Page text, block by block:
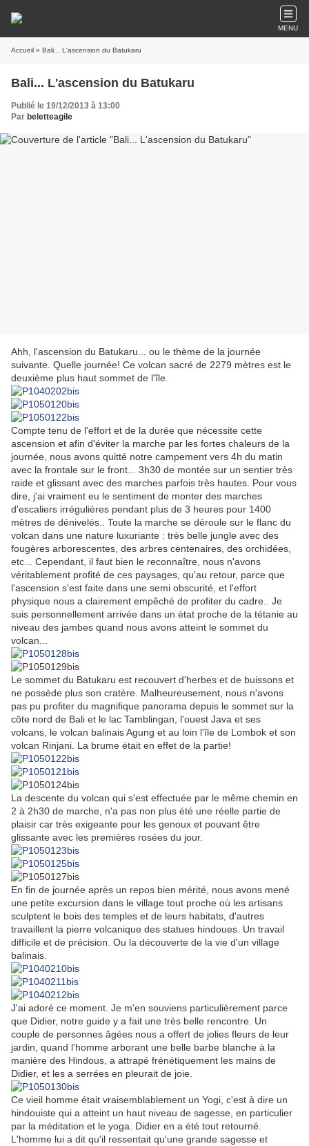
MENU
Accueil » Bali... L'ascension du Batukaru
Bali... L'ascension du Batukaru
Publié le 19/12/2013 à 13:00
Par beletteagile
Ahh, l'ascension du Batukaru... ou le thème de la journée
suivante. Quelle journée! Ce volcan sacré de 2279 mètres est le
deuxième plus haut sommet de l'île.
Compte tenu de l'effort et de la durée que nécessite cette
ascension et afin d'éviter la marche par les fortes chaleurs de la
journée, nous avons quitté notre campement vers 4h du matin
avec la frontale sur le front... 3h30 de montée sur un sentier très
raide et glissant avec des marches parfois très hautes. Pour vous
dire, j'ai vraiment eu le sentiment de monter des marches
d'escaliers irrégulières pendant plus de 3 heures pour 1400
mètres de dénivelés.. Toute la marche se déroule sur le flanc du
volcan dans une nature luxuriante : très belle jungle avec des
fougères arborescentes, des arbres centenaires, des orchidées,
etc... Cependant, il faut bien le reconnaître, nous n'avons
véritablement profité de ces paysages, qu'au retour, parce que
l'ascension s'est faite dans une semi obscurité, et l'effort
physique nous a clairement empêché de profiter du cadre.. Je
suis personnellement arrivée dans un état proche de la tétanie au
niveau des jambes quand nous avons atteint le sommet du
volcan...
Le sommet du Batukaru est recouvert d'herbes et de buissons et
ne possède plus son cratère. Malheureusement, nous n'avons
pas pu profiter du magnifique panorama depuis le sommet sur la
côte nord de Bali et le lac Tamblingan, l'ouest Java et ses
volcans, le volcan balinais Agung et au loin l'île de Lombok et son
volcan Rinjani. La brume était en effet de la partie!
La descente du volcan qui s'est effectuée par le même chemin en
2 à 2h30 de marche, n'a pas non plus été une réelle partie de
plaisir car très exigeante pour les genoux et pouvant être
glissante avec les premières rosées du jour.
En fin de journée après un repos bien mérité, nous avons mené
une petite excursion dans le village tout proche où les artisans
sculptent le bois des temples et de leurs habitats, d'autres
travaillent la pierre volcanique des statues hindoues. Un travail
difficile et de précision. Ou la découverte de la vie d'un village
balinais.
J'ai adoré ce moment. Je m'en souviens particulièrement parce
que Didier, notre guide y a fait une très belle rencontre. Un
couple de personnes âgées nous a offert de jolies fleurs de leur
jardin, quand l'homme arborant une belle barbe blanche à la
manière des Hindous, a attrapé frénétiquement les mains de
Didier, et les a serrées en pleurait de joie.
Ce vieil homme était vraisemblablement un Yogi, c'est à dire un
hindouiste qui a atteint un haut niveau de sagesse, en particulier
par la méditation et le yoga. Didier en a été tout retourné.
L'homme lui a dit qu'il ressentait qu'une grande sagesse et